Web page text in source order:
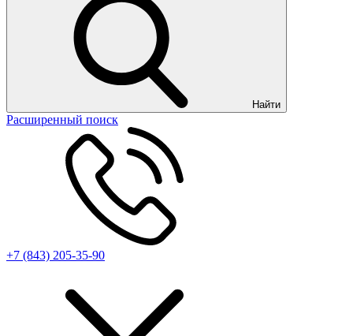
Найти
Расширенный поиск
+7 (843) 205-35-90